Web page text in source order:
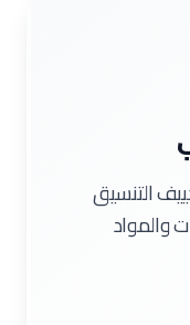
التنسيق
والمواد